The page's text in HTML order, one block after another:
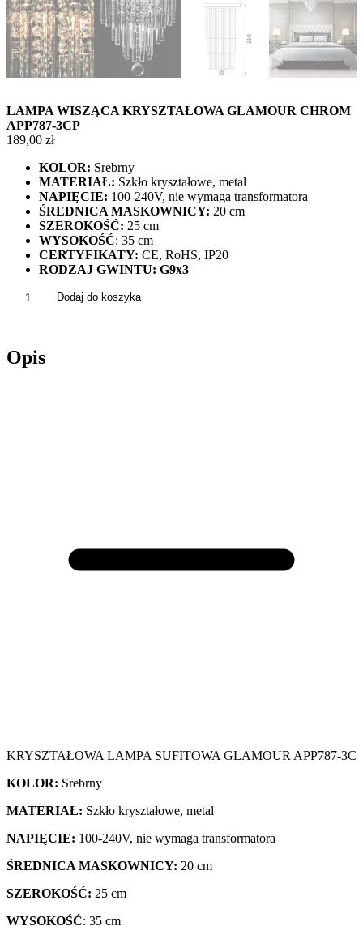
LAMPA WISZĄCA KRYSZTAŁOWA GLAMOUR CHROM
APP787-3CP
189,00 zł
KOLOR: Srebrny
MATERIAŁ: Szkło kryształowe, metal
NAPIĘCIE: 100-240V, nie wymaga transformatora
ŚREDNICA MASKOWNICY: 20 cm
SZEROKOŚĆ: 25 cm
WYSOKOŚĆ: 35 cm
CERTYFIKATY: CE, RoHS, IP20
RODZAJ GWINTU: G9x3
ilość
Glamour
Chrom
Dodaj do koszyka
Opis
KRYSZTAŁOWA LAMPA SUFITOWA GLAMOUR APP787-3C
KOLOR: Srebrny
MATERIAŁ: Szkło kryształowe, metal
NAPIĘCIE: 100-240V, nie wymaga transformatora
ŚREDNICA MASKOWNICY: 20 cm
SZEROKOŚĆ: 25 cm
WYSOKOŚĆ: 35 cm